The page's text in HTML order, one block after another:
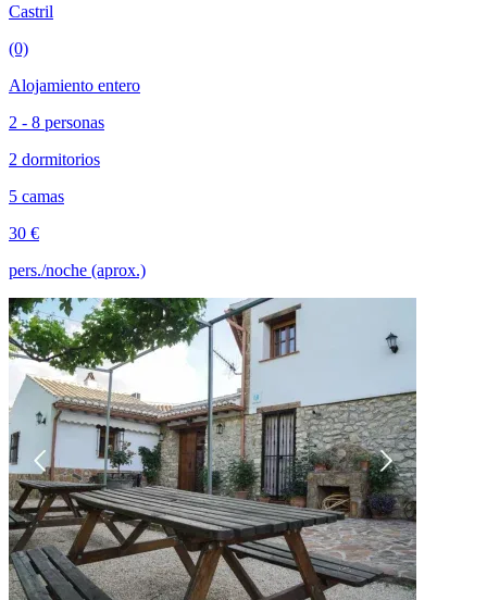
Castril
(0)
Alojamiento entero
2 - 8 personas
2 dormitorios
5 camas
30 €
pers./noche (aprox.)